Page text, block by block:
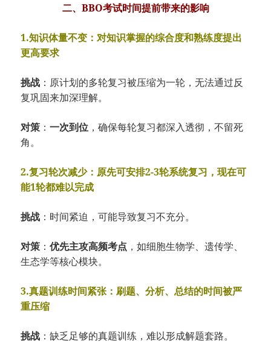
二、BBO考试时间提前带来的影响
1.知识体量不变：对知识掌握的综合度和熟练度提出
更高要求
挑战 ：原计划的多轮复习被压缩为一轮，无法通过反
复巩固来加深理解。
对策 ：一次到位 ，确保每轮复习都深入透彻，不留死
角。
2.复习轮次减少：原先可安排2-3轮系统复习，现在可
能1轮都难以完成
挑战 ：时间紧迫，可能导致复习不充分。
对策 ：优先主攻高频考点 ，如细胞生物学、遗传学、
生态学等核心模块。
3.真题训练时间紧张：刷题、分析、总结的时间被严
重压缩
挑战 ：缺乏足够的真题训练，难以形成解题套路。